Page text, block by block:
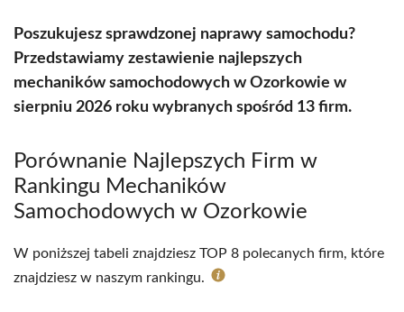
Poszukujesz sprawdzonej naprawy samochodu?
Przedstawiamy zestawienie najlepszych
mechaników samochodowych w Ozorkowie w
sierpniu 2026 roku wybranych spośród 13 firm.
Porównanie Najlepszych Firm w
Rankingu Mechaników
Samochodowych w Ozorkowie
W poniższej tabeli znajdziesz TOP 8 polecanych firm, które
znajdziesz w naszym rankingu.